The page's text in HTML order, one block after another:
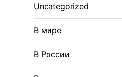
Uncategorized
В мире
В России